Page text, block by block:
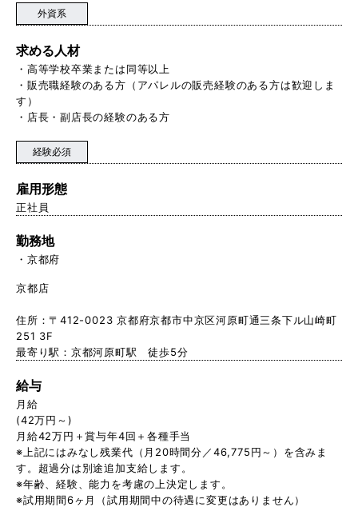
外資系
求める人材
・高等学校卒業または同等以上
・販売職経験のある方（アパレルの販売経験のある方は歓迎しま
す）
・店長・副店長の経験のある方
経験必須
雇用形態
正社員
勤務地
京都府
京都店
住所：〒412-0023 京都府京都市中京区河原町通三条下ル山崎町
251 3F
最寄り駅：京都河原町駅 徒歩5分
給与
月給
(42万円～)
月給42万円＋賞与年4回＋各種手当
※上記にはみなし残業代（月20時間分／46,775円～）を含みま
す。超過分は別途追加支給します。
※年齢、経験、能力を考慮の上決定します。
※試用期間6ヶ月（試用期間中の待遇に変更はありません）